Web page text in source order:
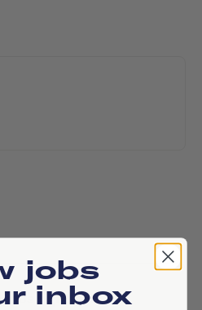
jobs right now
jobs
inbox